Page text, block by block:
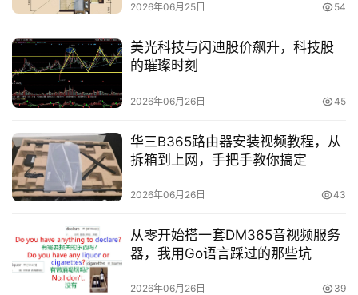
2026年06月25日 54
美光科技与闪迪股价飙升，科技股
的璀璨时刻
2026年06月26日 45
华三B365路由器安装视频教程，从
拆箱到上网，手把手教你搞定
2026年06月26日 43
从零开始搭一套DM365音视频服务
器，我用Go语言踩过的那些坑
2026年06月26日 39